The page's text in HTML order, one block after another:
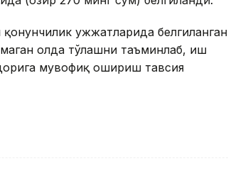
ҳужжатларида белгиланган
ҳолда тўлашни таъминлаб, иш
мувофиқ ошириш тавсия